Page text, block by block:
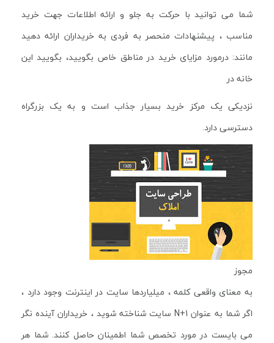
شما می توانید با حرکت به جلو و ارائه اطلاعات جهت خرید
مناسب ، پیشنهادات منحصر به فردی به خریداران ارائه دهید
مانند: درمورد مزایای خرید در مناطق خاص بگویید، بگویید این
خانه در
نزدیکی یک مرکز خرید بسیار جذاب است و به یک بزرگراه
دسترسی دارد.
مجوز
به معنای واقعی کلمه ، میلیاردها سایت در اینترنت وجود دارد ،
اگر شما به عنوان N+1 سایت شناخته شوید ، خریداران آینده نگر
می بایست در مورد تخصص شما اطمینان حاصل کنند. شما هر